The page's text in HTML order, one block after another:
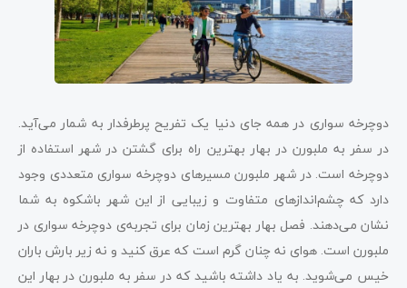
دوچرخه‌ سواری در همه جای دنیا یک تفریح پرطرفدار به شمار می‌آید.
در سفر به ملبورن در بهار بهترین راه برای گشتن در شهر استفاده از
دوچرخه است. در شهر ملبورن مسیرهای دوچرخه سواری متعددی وجود
دارد که چشم‌انداز‌های متفاوت و زیبایی از این شهر باشکوه به شما
نشان می‌دهند. فصل بهار بهترین زمان برای تجربه‌ی دوچرخه‌ سواری در
ملبورن است. هوای نه چنان گرم است که عرق کنید و نه زیر بارش باران
خیس می‌شوید. به یاد داشته باشید که در سفر به ملبورن در بهار این